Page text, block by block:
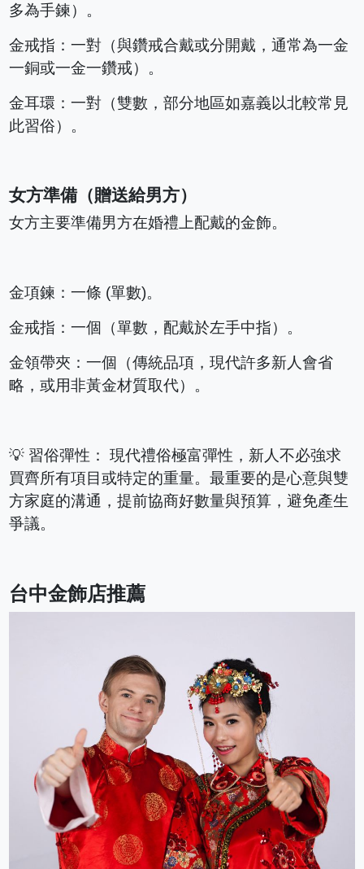
多為手鍊）。
金戒指：一對（與鑽戒合戴或分開戴，通常為一金
一銅或一金一鑽戒）。
金耳環：一對（雙數，部分地區如嘉義以北較常見
此習俗）。
女方準備（贈送給男方）
女方主要準備男方在婚禮上配戴的金飾。
金項鍊：一條 (單數)。
金戒指：一個（單數，配戴於左手中指）。
金領帶夾：一個（傳統品項，現代許多新人會省
略，或用非黃金材質取代）。
💡 習俗彈性： 現代禮俗極富彈性，新人不必強求
買齊所有項目或特定的重量。最重要的是心意與雙
方家庭的溝通，提前協商好數量與預算，避免產生
爭議。
台中金飾店推薦